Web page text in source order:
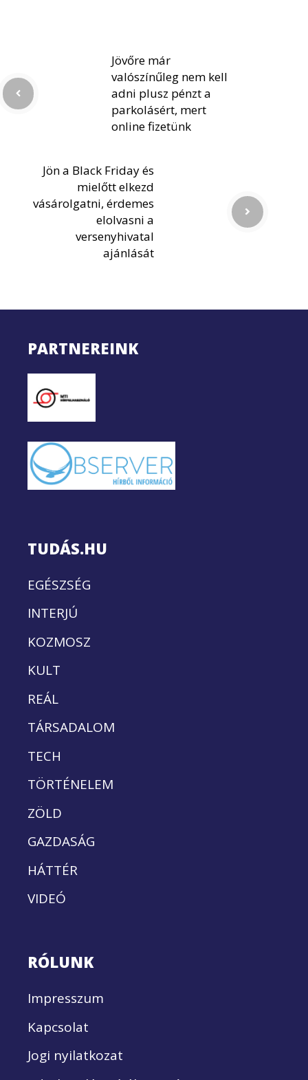
Jövőre már
valószínűleg nem kell
adni plusz pénzt a
parkolásért, mert
online fizetünk
Jön a Black Friday és
mielőtt elkezd
vásárolgatni, érdemes
elolvasni a
versenyhivatal
ajánlását
PARTNEREINK
TUDÁS.HU
EGÉSZSÉG
INTERJÚ
KOZMOSZ
KULT
REÁL
TÁRSADALOM
TECH
TÖRTÉNELEM
ZÖLD
GAZDASÁG
HÁTTÉR
VIDEÓ
RÓLUNK
Impresszum
Kapcsolat
Jogi nyilatkozat